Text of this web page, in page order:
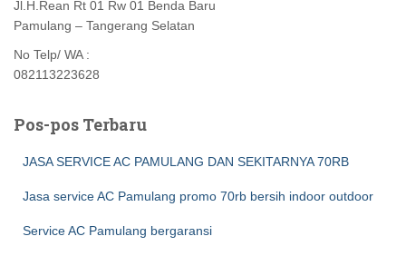
Jl.H.Rean Rt 01 Rw 01 Benda Baru
Pamulang – Tangerang Selatan
No Telp/ WA :
082113223628
Pos-pos Terbaru
JASA SERVICE AC PAMULANG DAN SEKITARNYA 70RB
Jasa service AC Pamulang promo 70rb bersih indoor outdoor
Service AC Pamulang bergaransi